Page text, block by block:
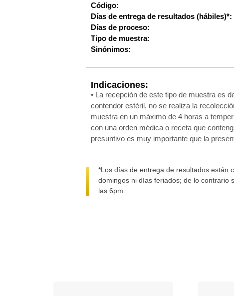
Código:
Días de entrega de resultados (hábiles)*:
Días de proceso:
Tipo de muestra:
Sinónimos:
Indicaciones:
• La recepción de este tipo de muestra es
contendor estéril, no se realiza la
muestra en un máximo de 4 horas a
con una orden médica o receta que
presuntivo es muy importante que la
*Los días de entrega de resultados están
domingos ni días feriados; de lo contrario
las 6pm.